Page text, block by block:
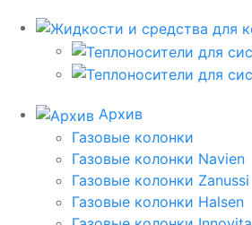
Архив
Газовые колонки
Газовые колонки Navien
Газовые колонки Zanussi
Газовые колонки Halsen